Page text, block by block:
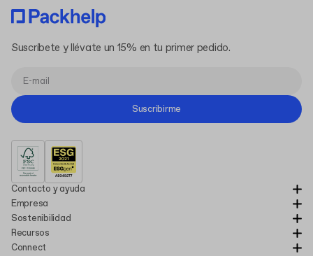
Contacto y ayuda
Empresa
Sostenibilidad
Recursos
Connect
Suscríbete y llévate un 15% en tu primer pedido.
Suscribirme